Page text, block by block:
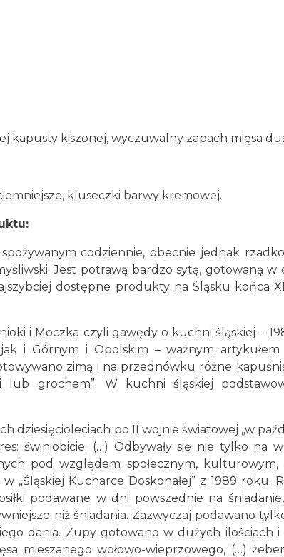
kapusty kiszonej, wyczuwalny zapach mięsa
kluseczki barwy kremowej.
codziennie, obecnie jednak
Jest potrawą bardzo sytą, gotowaną
dostępne produkty na Śląsku końca
Moczka czyli gawędy o kuchni śląskiej – 1985
i Górnym i Opolskim – ważnym
zimą i na przednówku różne
lub grochem”. W kuchni śląskiej
po II wojnie światowej „w
świniobicie. (…) Odbywały się nie tylko na
pod względem społecznym, kulturowym,
„Śląskiej Kucharce Doskonałej” z 1989
podawane w dni powszednie na
niż śniadania. Zazwyczaj podawano
dania. Zupy gotowano w dużych ilościach i
mieszanego wołowo-wieprzowego, (…)